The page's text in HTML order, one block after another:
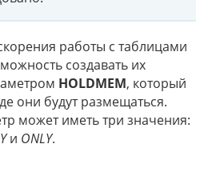
работы с таблицами
создавать их
HOLDMEM, который
они будут размещаться.
может иметь три значения:
и ONLY.